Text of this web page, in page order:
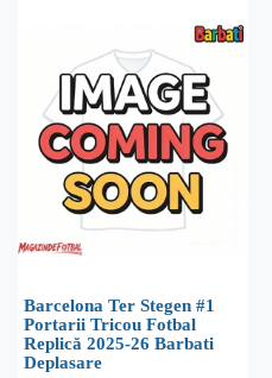
Barcelona Ter Stegen #1
Portarii Tricou Fotbal
Replică 2025-26 Barbati
Deplasare